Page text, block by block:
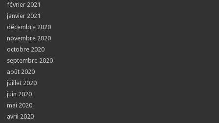
février 2021
janvier 2021
décembre 2020
novembre 2020
octobre 2020
septembre 2020
août 2020
juillet 2020
juin 2020
mai 2020
avril 2020